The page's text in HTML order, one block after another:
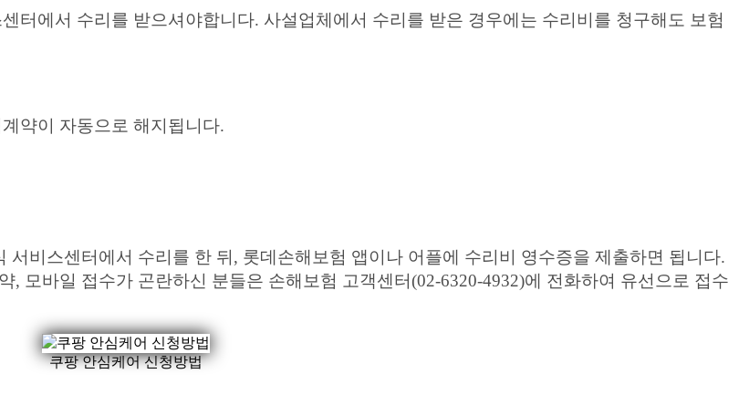
터에서 수리를 받으셔야합니다. 사설업체에서 수리를 받은 경우에는 수리비를 청구해도 보험
약이 자동으로 해지됩니다.
비스센터에서 수리를 한 뒤, 롯데손해보험 앱이나 어플에 수리비 영수증을 제출하면 됩니다.
, 모바일 접수가 곤란하신 분들은 손해보험 고객센터(02-6320-4932)에 전화하여 유선으로 접수
쿠팡 안심케어 신청방법